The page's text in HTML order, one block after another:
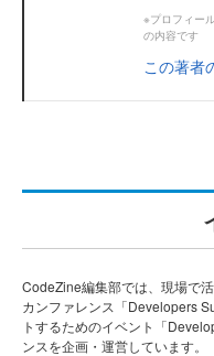
※プロフィー
の内容です
この著者
CodeZine編集部では、現場で
カンファレンス「Developers
トするためのイベント「
ンスを企画・運営しています。